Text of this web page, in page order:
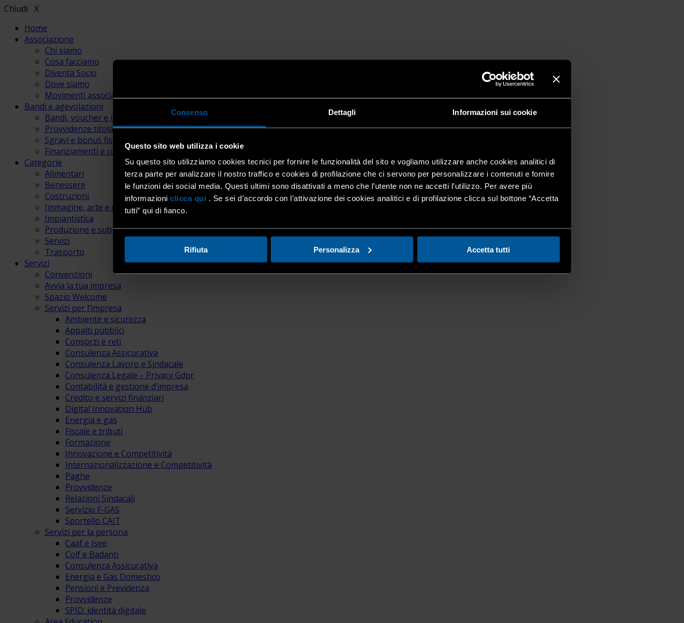
Consenso Dettagli Informazioni sui cookie
Questo sito web utilizza i cookie
Su questo sito utilizziamo cookies tecnici per fornire le funzionalità del sito e vogliamo utilizzare anche cookies analitici di
terza parte per analizzare il nostro traffico e cookies di profilazione che ci servono per personalizzare i contenuti e fornire
le funzioni dei social media. Questi ultimi sono disattivati a meno che l’utente non ne accetti l’utilizzo. Per avere più
informazioni clicca qui . Se sei d’accordo con l’attivazione dei cookies analitici e di profilazione clicca sul bottone “Accetta
tutti” qui di fianco.
Rifiuta Personalizza Accetta tutti
Chiudi X
Home
Associazione
Chi siamo
Cosa facciamo
Diventa Socio
Dove siamo
Movimenti associativi
Bandi e agevolazioni
Bandi, voucher e incentivi
Provvidenze titolari e lavoratori
Sgravi e bonus fiscali
Finanziamenti e contributi
Categorie
Alimentari
Benessere
Costruzioni
Immagine, arte e comunicazione
Impiantistica
Produzione e subfornitura
Servizi
Trasporto
Servizi
Convenzioni
Avvia la tua impresa
Spazio Welcome
Servizi per l’impresa
Ambiente e sicurezza
Appalti pubblici
Consorzi e reti
Consulenza Assicurativa
Consulenza Lavoro e Sindacale
Consulenza Legale – Privacy Gdpr
Contabilità e gestione d’impresa
Credito e servizi finanziari
Digital Innovation Hub
Energia e gas
Fiscale e tributi
Formazione
Innovazione e Competitività
Internazionalizzazione e Competitività
Paghe
Provvidenze
Relazioni Sindacali
Servizio F-GAS
Sportello CAIT
Servizi per la persona
Caaf e Isee
Colf e Badanti
Consulenza Assicurativa
Energia e Gas Domestico
Pensioni e Previdenza
Provvidenze
SPID: identità digitale